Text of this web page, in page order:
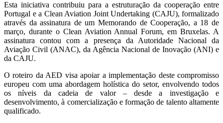
Esta iniciativa contribuiu para a estruturação da cooperação entre
Portugal e a Clean Aviation Joint Undertaking (CAJU), formalizado
através da assinatura de um Memorando de Cooperação, a 18 de
março, durante o Clean Aviation Annual Forum, em Bruxelas. A
assinatura contou com a presença da Autoridade Nacional da
Aviação Civil (ANAC), da Agência Nacional de Inovação (ANI) e
da CAJU.
O roteiro da AED visa apoiar a implementação deste compromisso
europeu com uma abordagem holística do setor, envolvendo todos
os níveis da cadeia de valor – desde a investigação e
desenvolvimento, à comercialização e formação de talento altamente
qualificado.